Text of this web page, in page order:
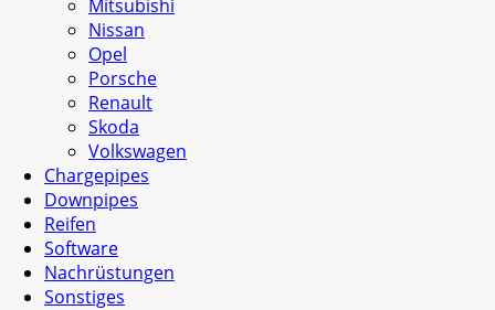
Mitsubishi
Nissan
Opel
Porsche
Renault
Skoda
Volkswagen
Chargepipes
Downpipes
Reifen
Software
Nachrüstungen
Sonstiges